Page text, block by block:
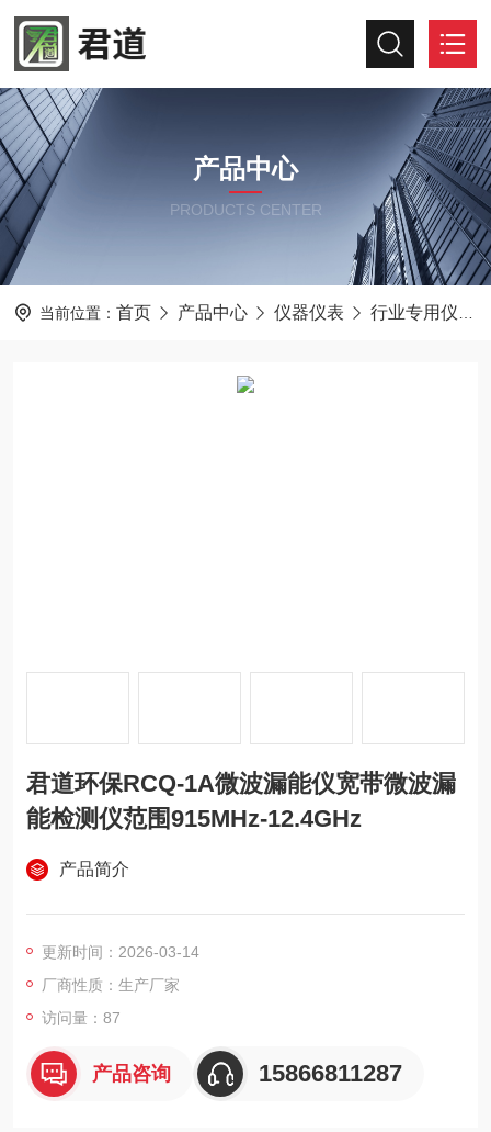
产品中心
PRODUCTS CENTER
当前位置： 首页 产品中心 仪器仪表 行业专用仪器仪表
君道环保RCQ-1A微波漏能仪宽带微波漏
能检测仪范围915MHz-12.4GHz
产品简介
更新时间：2026-03-14
厂商性质：生产厂家
访问量：87
产品咨询 15866811287